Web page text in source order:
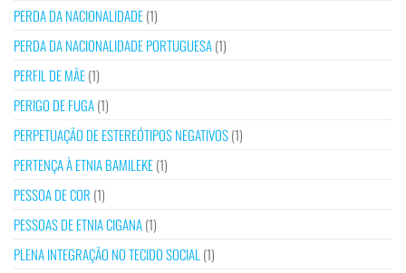
PERDA DA NACIONALIDADE(1)
PERDA DA NACIONALIDADE PORTUGUESA(1)
PERFIL DE MÃE(1)
PERIGO DE FUGA(1)
PERPETUAÇÃO DE ESTEREÓTIPOS NEGATIVOS(1)
PERTENÇA À ETNIA BAMILEKE(1)
PESSOA DE COR (1)
PESSOAS DE ETNIA CIGANA(1)
PLENA INTEGRAÇÃO NO TECIDO SOCIAL (1)